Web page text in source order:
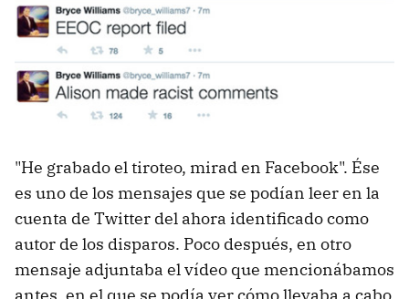
"He grabado el tiroteo, mirad en Facebook". Ése
es uno de los mensajes que se podían leer en la
cuenta de Twitter del ahora identificado como
autor de los disparos. Poco después, en otro
mensaje adjuntaba el vídeo que mencionábamos